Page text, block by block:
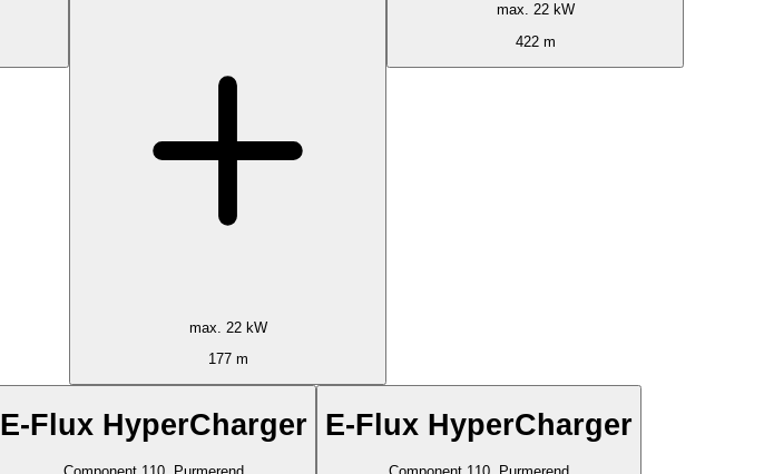
max. 22 kW
177 m
max. 22 kW
422 m
E-Flux HyperCharger E-Flux HyperCharger